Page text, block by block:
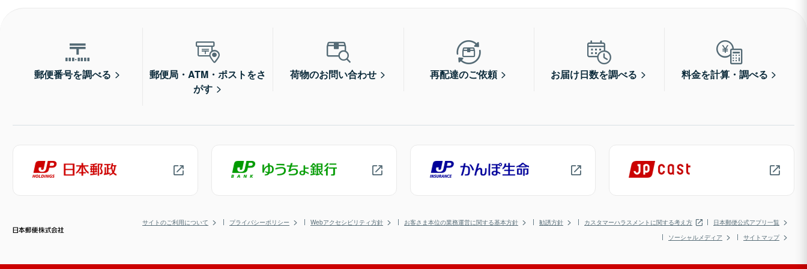
郵便番号を調べる
郵便局・ATM・ポストをさ
がす
荷物のお問い合わせ 再配達のご依頼 お届け日数を調べる 料金を計算・調べる
サイトのご利用について プライバシーポリシー Webアクセシビリティ方針 お客さま本位の業務運営に関する基本方針 勧誘方針 カスタマーハラスメントに関する考え方
日本郵便公式アプリ一覧
ソーシャルメディア
サイトマップ